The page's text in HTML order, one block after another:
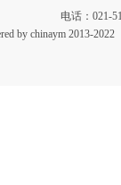
电话：021-
by chinaym 2013-